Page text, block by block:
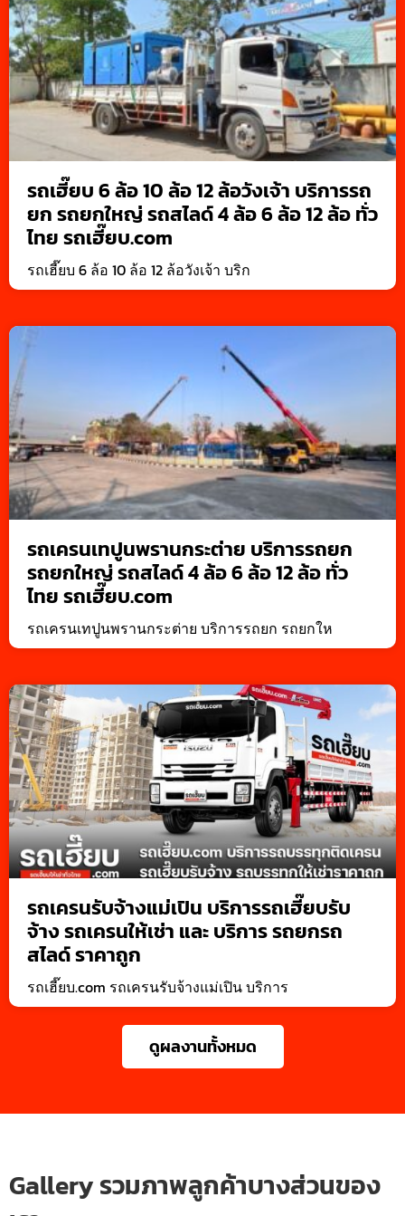
รถเฮี๊ยบ 6 ล้อ 10 ล้อ 12 ล้อวังเจ้า บริการรถ
ยก รถยกใหญ่ รถสไลด์ 4 ล้อ 6 ล้อ 12 ล้อ ทั่ว
ไทย รถเฮี๊ยบ.com
รถเฮี๊ยบ 6 ล้อ 10 ล้อ 12 ล้อวังเจ้า บริก
รถเครนเทปูนพรานกระต่าย บริการรถยก
รถยกใหญ่ รถสไลด์ 4 ล้อ 6 ล้อ 12 ล้อ ทั่ว
ไทย รถเฮี๊ยบ.com
รถเครนเทปูนพรานกระต่าย บริการรถยก รถยกให
รถเครนรับจ้างแม่เปิน บริการรถเฮี๊ยบรับ
จ้าง รถเครนให้เช่า และ บริการ รถยกรถ
สไลด์ ราคาถูก
รถเฮี๊ยบ.com รถเครนรับจ้างแม่เปิน บริการ
ดูผลงานทั้งหมด
Gallery รวมภาพลูกค้าบางส่วนของ